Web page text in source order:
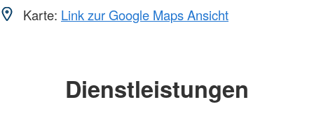
Karte: Link zur Google Maps Ansicht
Dienstleistungen